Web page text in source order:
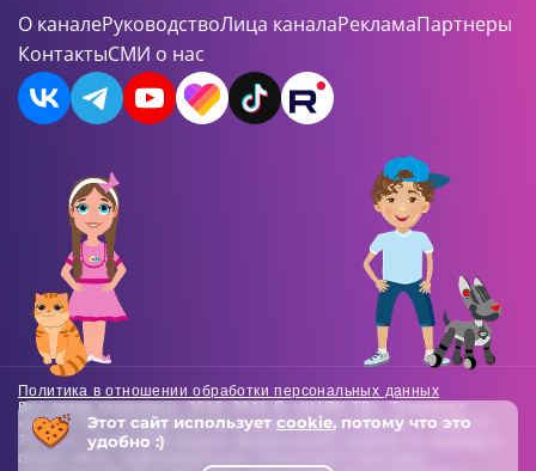
О каналеРуководствоЛица каналаРекламаПартнеры
КонтактыСМИ о нас
Политика в отношении обработки персональных данных
Все права защищены. 2018-2026 © «ШАЯН ТВ». Телеканал
«ШАЯН ТВ» , Свидетельство о регистрации СМИ Эл-Л №ФС77-
73138 от 22.06.2018 выдано Федеральной службой по надзору в
сфере связи, информационных технологий и массовых
Этот сайт использует cookie, потому что это
удобно :)